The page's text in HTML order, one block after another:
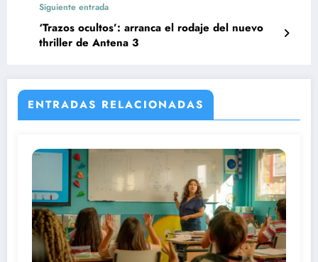
Siguiente entrada
‘Trazos ocultos’: arranca el rodaje del nuevo
thriller de Antena 3
ENTRADAS RELACIONADAS